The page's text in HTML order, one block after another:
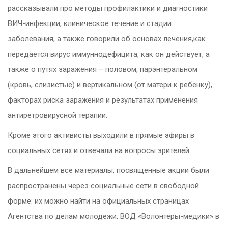
рассказывали про методы профилактики и диагностики
ВИЧ-инфекции, клиническое течение и стадии
заболевания, а также говорили об основах лечения,как
передается вирус иммуннодефицита, как он действует, а
также о путях заражения – половом, парэнтеральном
(кровь, слизистые) и вертикальном (от матери к ребёнку),
факторах риска заражения и результатах применения
антиретровирусной терапии.
Кроме этого активисты выходили в прямые эфиры в
социальных сетях и отвечали на вопросы зрителей.
В дальнейшем все материалы, посвященные акции были
распространены через социальные сети в свободной
форме: их можно найти на официальных страницах
Агентства по делам молодежи, ВОД «Волонтеры-медики» в